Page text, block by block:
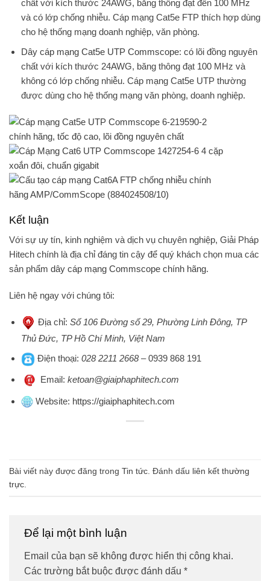
chất với kích thước 24AWG, băng thông đạt đến 100 MHz
và có lớp chống nhiễu. Cáp mạng Cat5e FTP thích hợp dùng
cho hệ thống mạng doanh nghiệp, văn phòng.
Dây cáp mạng Cat5e UTP Commscope: có lõi đồng nguyên
chất với kích thước 24AWG, băng thông đạt 100 MHz và
không có lớp chống nhiễu. Cáp mạng Cat5e UTP thường
được dùng cho hệ thống mạng văn phòng, doanh nghiệp.
Kết luận
Với sự uy tín, kinh nghiệm và dịch vụ chuyên nghiệp, Giải Pháp
Hitech chính là địa chỉ đáng tin cậy để quý khách chọn mua các
sản phẩm dây cáp mạng Commscope chính hãng.
Liên hệ ngay với chúng tôi:
Địa chỉ: Số 106 Đường số 29, Phường Linh Đông, TP
Thủ Đức, TP Hồ Chí Minh, Việt Nam
Điện thoại: 028 2211 2668–0939 868 191
Email: ketoan@giaiphaphitech.com
Website: https://giaiphaphitech.com
Bài viết này được đăng trong Tin tức . Đánh dấu liên kết thường
trực
Để lại một bình luận
Email của bạn sẽ không được hiển thị công khai.
Các trường bắt buộc được đánh dấu *